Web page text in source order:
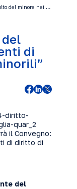
del minore nei …
del
di
il Convegno:
di diritto di
del